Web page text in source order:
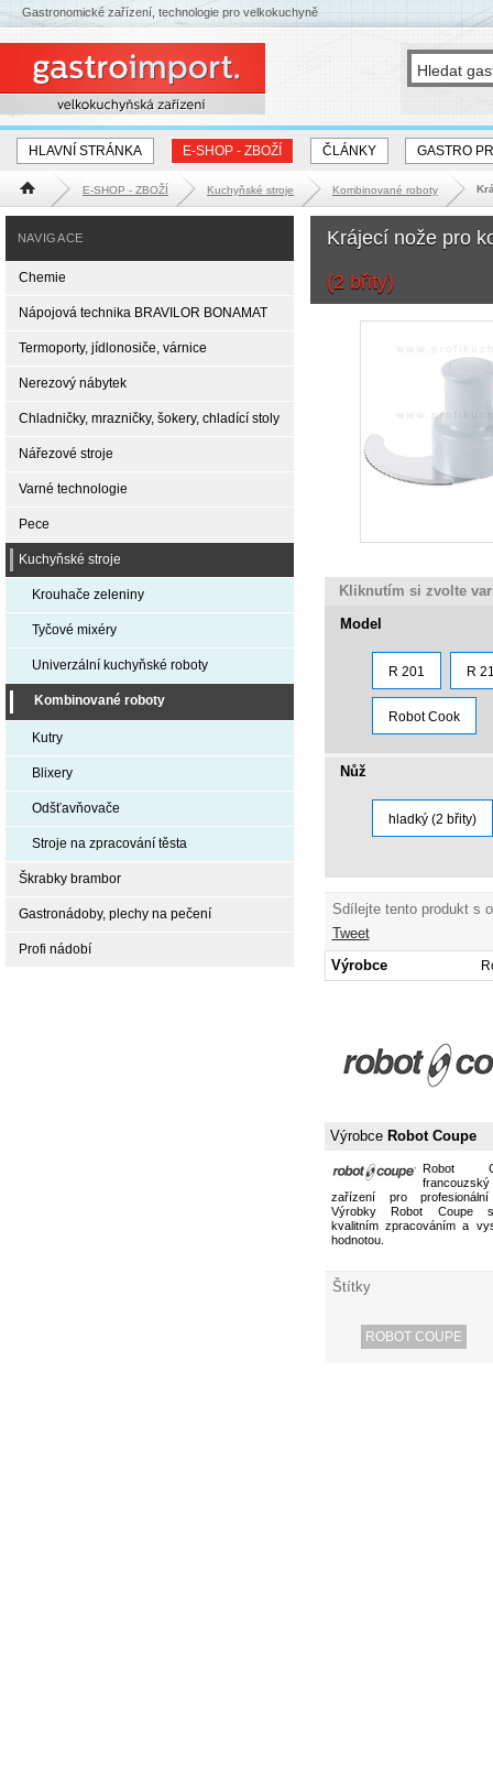
HLAVNÍ STRÁNKA E-SHOP - ZBOŽÍ ČLÁNKY GASTRO
Hlavní stránka E-SHOP - ZBOŽÍ Kuchyňské stroje Kombinované roboty
Krájecí nože pro
(2 břity)
Kliknutím si zvolte
Model
R 201 R
Robot Cook
Nůž
hladký (2 břity)
Sdílejte tento produkt s
Tweet
Výrobce
Výrobce Robot Coupe
Robot
zařízení pro profesionální
Výrobky Robot Coupe
kvalitním zpracováním a
hodnotou.
Štítky
ROBOT COUPE
NAVIGACE
Chemie
Nápojová technika BRAVILOR BONAMAT
Termoporty, jídlonosiče, várnice
Nerezový nábytek
Chladničky, mrazničky, šokery, chladící stoly
Nářezové stroje
Varné technologie
Pece
Kuchyňské stroje
Krouhače zeleniny
Tyčové mixéry
Univerzální kuchyňské roboty
Kombinované roboty
Kutry
Blixery
Odšťavňovače
Stroje na zpracování těsta
Škrabky brambor
Gastronádoby, plechy na pečení
Profi nádobí
Gastronomické zařízení, technologie pro velkokuchyně